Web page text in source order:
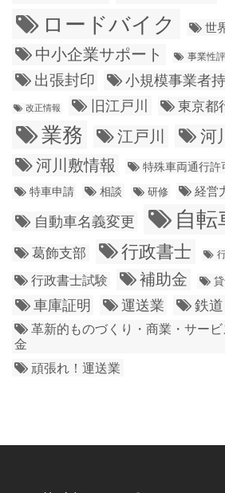
ロードバイク
世
中小企業サポート 事業性
出張封印 小規模事業者
改正情報 旧江戸川 東京都
業務 江戸川
河
河川敷情報
特殊車両通行許
特車申請
相談 研修 経営
自動車名義変更 自転
葛飾支部 行政書士
行政書士試験 補助金
車庫証明 運送業 鉄道
革新的ものづくり・商業・サー
金
頑張れ！運送業